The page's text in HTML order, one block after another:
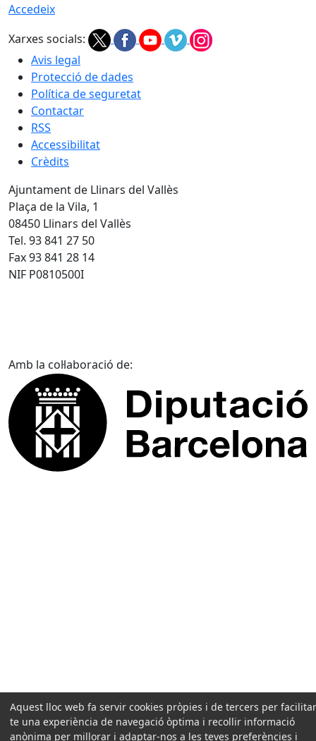
Accedeix
Xarxes socials:
Avis legal
Protecció de dades
Política de seguretat
Contactar
RSS
Accessibilitat
Crèdits
Ajuntament de Llinars del Vallès
Plaça de la Vila, 1
08450 Llinars del Vallès
Tel. 93 841 27 50
Fax 93 841 28 14
NIF P0810500I
Amb la col·laboració de:
Aquest lloc web fa servir cookies pròpies i de tercers per
te una experiència de navegació òptima i recollir informació
anònima per millorar i adaptar-nos a les teves preferències i